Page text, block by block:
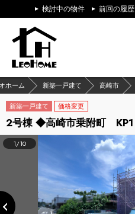
検討中の物件 前回の履
ホーム 新築一戸建て 高崎市
新築一戸建て 価格変更
2号棟 ◆高崎市乗附町 KP1
1/10